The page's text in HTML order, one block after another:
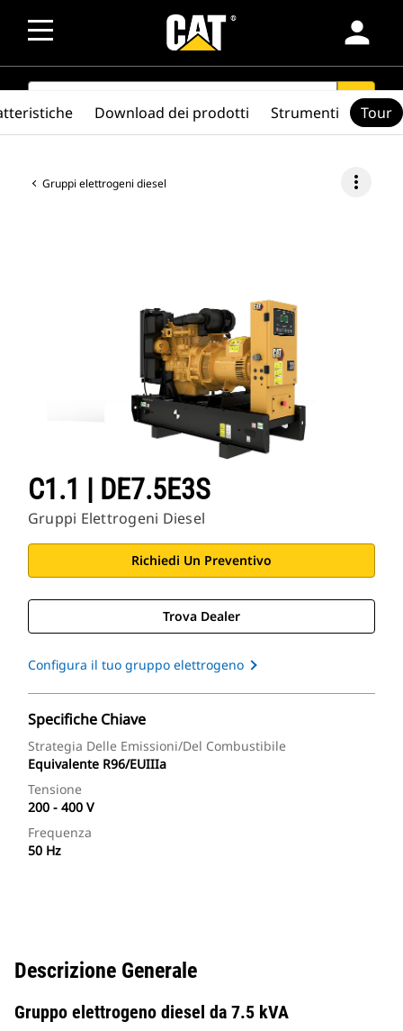
person
SEARCH search
Gruppi elettrogeni diesel more_vert
C1.1 | DE7.5E3S
Gruppi Elettrogeni Diesel
Richiedi Un Preventivo
Trova Dealer
Configura il tuo gruppo elettrogeno
Specifiche Chiave
Strategia Delle Emissioni/del Combustibile
Equivalente R96/EUIIIa
Tensione
200 - 400 V
Frequenza
50 Hz
Download dei prodotti Strumenti Tour
Descrizione Generale
Gruppo elettrogeno diesel da 7.5 kVA